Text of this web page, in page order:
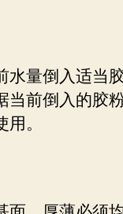
水量倒入适当
当前倒入的胶
。